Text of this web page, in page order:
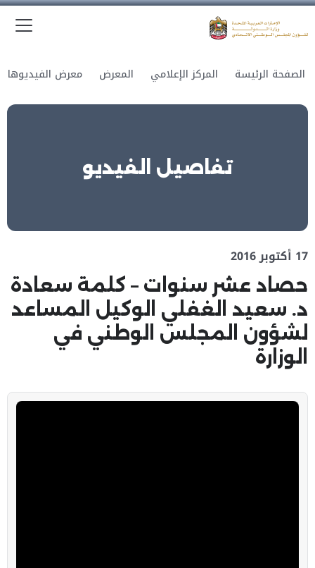
الصفحة الرئيسة المركز الإعلامي المعرض معرض الفيديوهات
تفاصيل الفيديو
17 أكتوبر 2016
حصاد عشر سنوات – كلمة سعادة
د. سعيد الغفلي الوكيل المساعد
لشؤون المجلس الوطني في
الوزارة